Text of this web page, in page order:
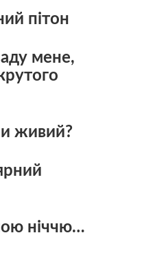
пітон
мене,
живий?
ніччю…